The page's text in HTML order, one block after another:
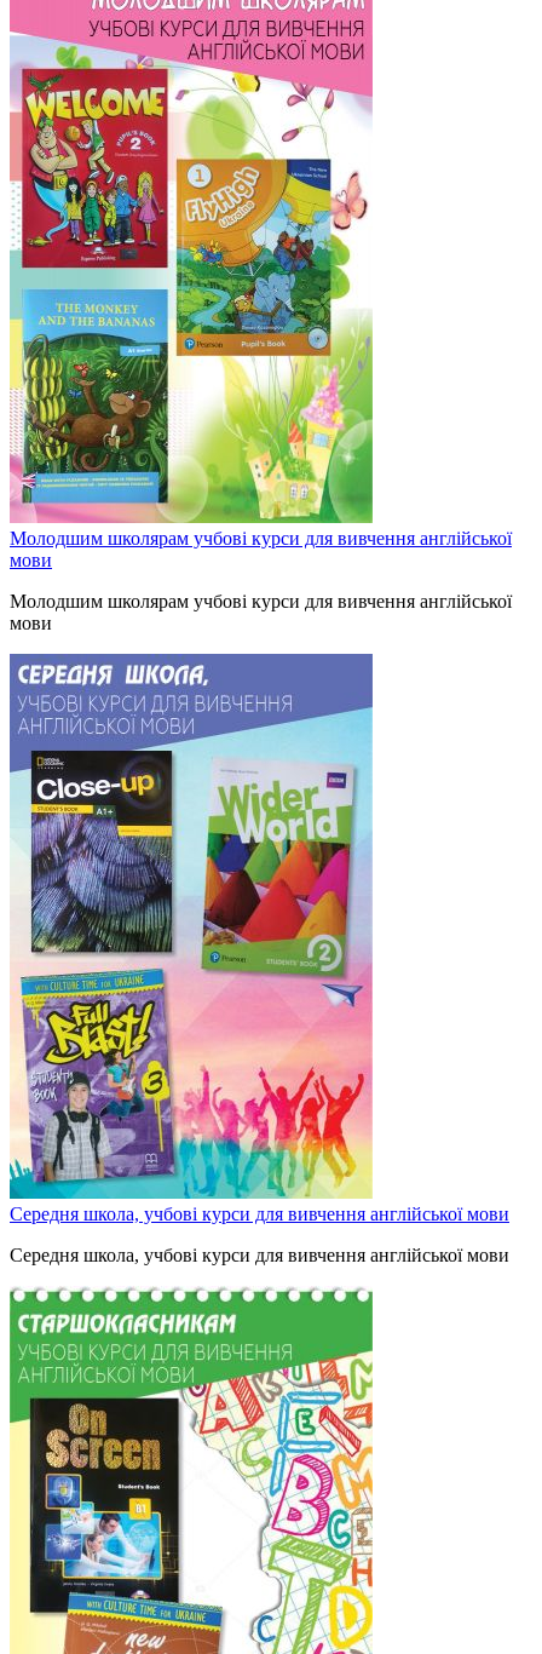
Молодшим школярам учбові курси для вивчення англійської
мови
Молодшим школярам учбові курси для вивчення англійської
мови
Середня школа, учбові курси для вивчення англійської мови
Середня школа, учбові курси для вивчення англійської мови